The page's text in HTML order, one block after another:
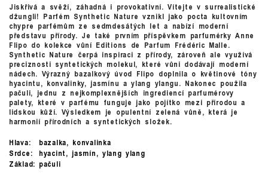
Jiskřivá a svěží, záhadná i provokativní. Vítejte v surrealistické
džungli! Parfém Synthetic Nature vznikl jako pocta kultovním
chypre parfémům ze sedmdesátých let a nabízí moderní
představu přírody. Je také prvním příspěvkem parfumérky Anne
Flipo do kolekce vůní Editions de Parfum Frédéric Malle.
Synthetic Nature čerpá inspiraci z přírody, zároveň ale využívá
preciznosti syntetických molekul, které vůni dodávají moderní
nádech. Výrazný bazalkový úvod Flipo doplnila o květinové tóny
hyacintu, konvalinky, jasmínu a ylang ylangu. Nakonec použila
pačuli, jednu z nejkomplexnějších ingrediencí parfumérovy
palety, které v parfému funguje jako pojítko mezi přírodou a
lidskou kůží. Výsledkem je opulentní zelená vůně, která je
harmonií přírodních a syntetických složek.
Hlava:
bazalka, konvalinka
Srdce:
hyacint, jasmín, ylang ylang
Základ: pačuli